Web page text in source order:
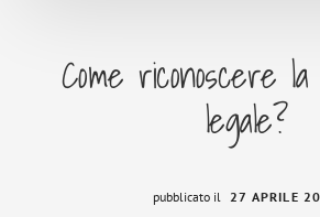
Come riconoscere la
legale?
pubblicato il 27 APRILE